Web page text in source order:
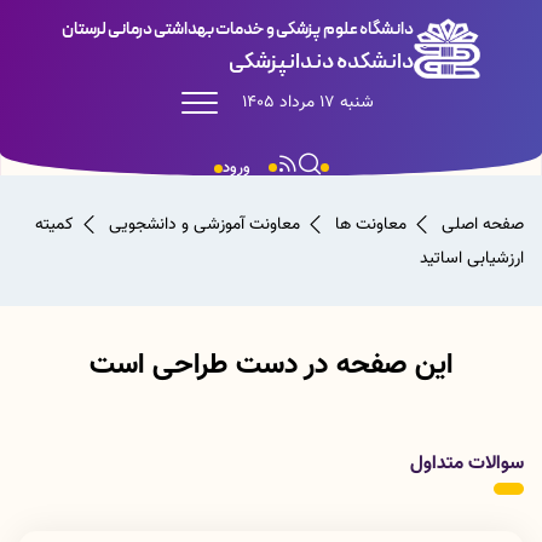
دانشگاه علوم پزشکی و خدمات بهداشتی درمانی لرستان
دانشکده دندانپزشکی
شنبه 17 مرداد 1405
ورود
صفحه اصلی معاونت ها معاونت آموزشی و دانشجویی
کمیته
ارزشیابی اساتید
این صفحه در دست طراحی است
سوالات متداول